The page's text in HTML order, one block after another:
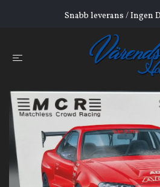
Snabb leverans / Ingen